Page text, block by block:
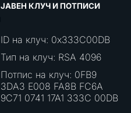
ЈАВЕН КЛУЧ И ПОТПИСИ
ID на клуч: 0x333C00DB
Тип на клуч: RSA 4096
Потпис на клуч: 0FB9
3DA3 E008 FA8B FC6A
9C71 0741 17A1 333C 00DB